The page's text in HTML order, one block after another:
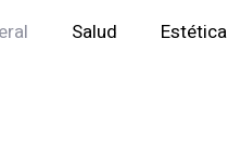
Salud Estética